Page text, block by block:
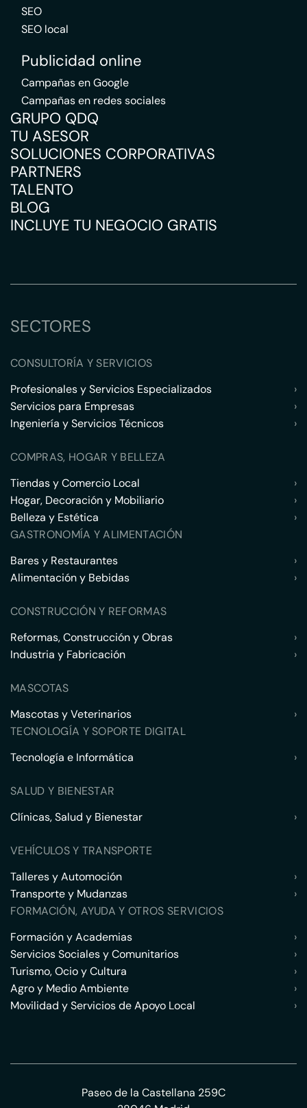
SEO
SEO local
Publicidad online
Campañas en Google
Campañas en redes sociales
GRUPO QDQ
TU ASESOR
SOLUCIONES CORPORATIVAS
PARTNERS
TALENTO
BLOG
INCLUYE TU NEGOCIO GRATIS
SECTORES
CONSULTORÍA Y SERVICIOS
Profesionales y Servicios Especializados
›
Servicios para Empresas
›
Ingeniería y Servicios Técnicos
›
COMPRAS, HOGAR Y BELLEZA
Tiendas y Comercio Local
›
Hogar, Decoración y Mobiliario
›
Belleza y Estética
›
GASTRONOMÍA Y ALIMENTACIÓN
Bares y Restaurantes
›
Alimentación y Bebidas
›
CONSTRUCCIÓN Y REFORMAS
Reformas, Construcción y Obras
›
Industria y Fabricación
›
MASCOTAS
Mascotas y Veterinarios
›
TECNOLOGÍA Y SOPORTE DIGITAL
Tecnología e Informática
›
SALUD Y BIENESTAR
Clínicas, Salud y Bienestar
›
VEHÍCULOS Y TRANSPORTE
Talleres y Automoción
›
Transporte y Mudanzas
›
FORMACIÓN, AYUDA Y OTROS SERVICIOS
Formación y Academias
›
Servicios Sociales y Comunitarios
›
Turismo, Ocio y Cultura
›
Agro y Medio Ambiente
›
Movilidad y Servicios de Apoyo Local
›
Paseo de la Castellana 259C